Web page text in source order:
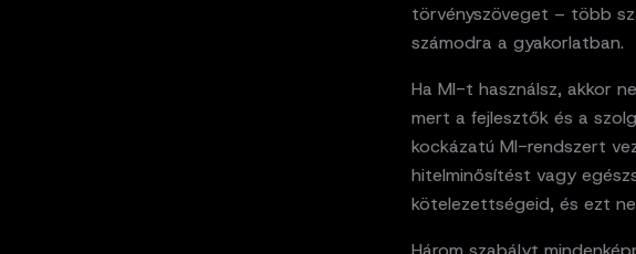
törvényszöveget – több
számodra a gyakorlatban.
Ha MI-t használsz, akkor
mert a fejlesztők és a
kockázatú MI-rendszert
hitelminősítést vagy
kötelezettségeid, és ezt